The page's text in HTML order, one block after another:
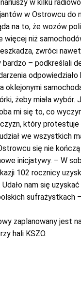
w kilku
w Ostrowcu do
na to, że wozów
więcej niż
zwróci
– podkreślali
odpowiedziało
oklejonymi
żeby miała wybór.
mi się to, co
który
we wszystkich
się nie
inicjatywy. – W
102 rocznicy
nam się
sufrażystkach
zaplanowany jest
hali KSZO.